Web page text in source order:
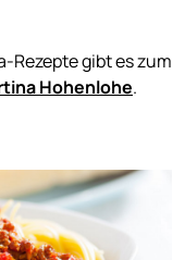
gibt es zum
Hohenlohe.